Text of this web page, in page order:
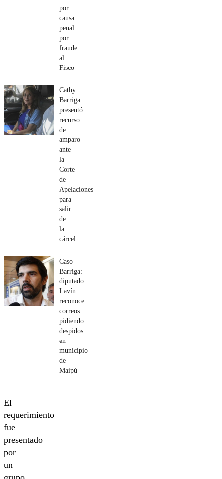
por
causa
penal
por
fraude
al
Fisco
Cathy
Barriga
presentó
recurso
de
amparo
ante
la
Corte
de
Apelaciones
para
salir
de
la
cárcel
Caso
Barriga:
diputado
Lavín
reconoce
correos
pidiendo
despidos
en
municipio
de
Maipú
El
requerimiento
fue
presentado
por
un